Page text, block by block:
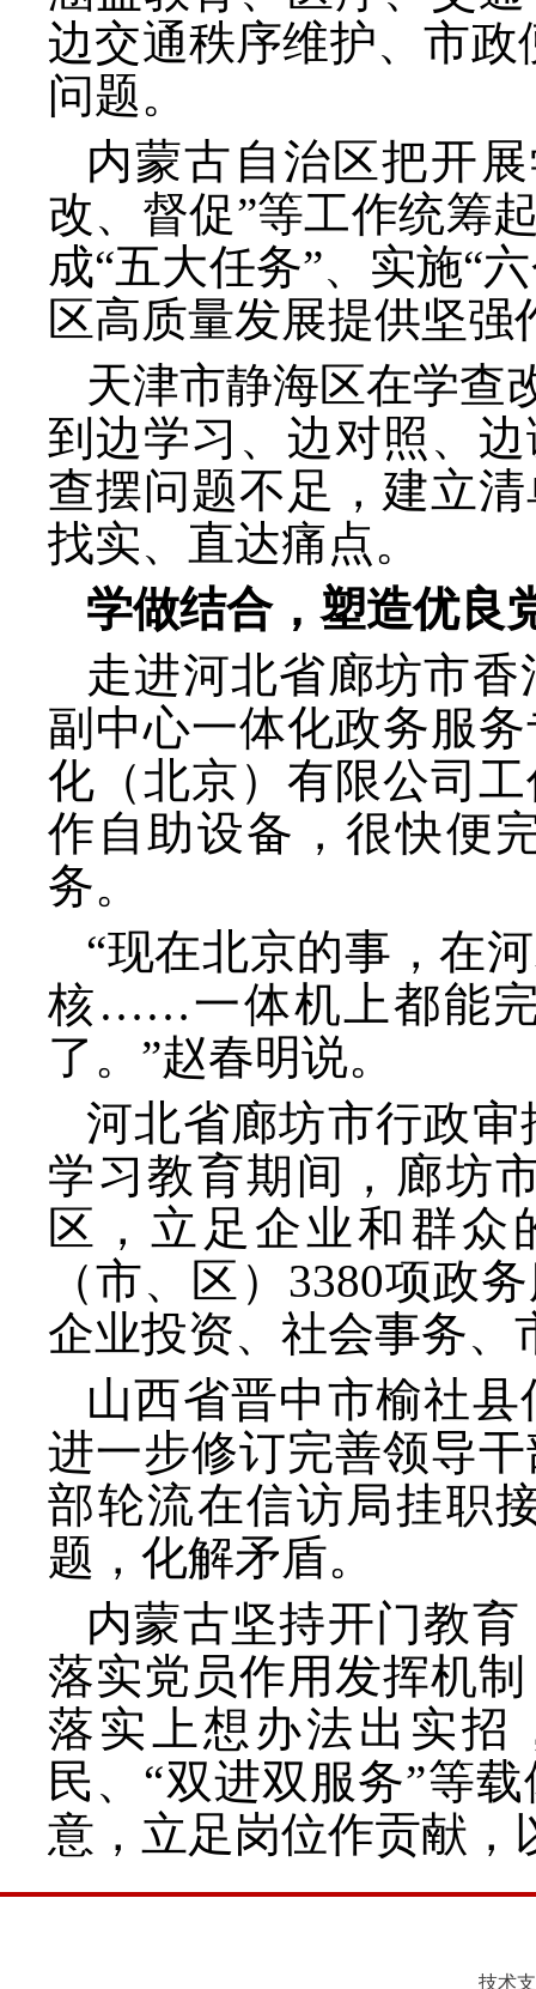
边交通秩序维护、市
问题。
内蒙古自治区把开
改、督促”等工作统筹
成“五大任务”、实施“
区高质量发展提供坚强
天津市静海区在学查
到边学习、边对照、
查摆问题不足，建立
找实、直达痛点。
学做结合，塑造优良
走进河北省廊坊市
副中心一体化政务服
化（北京）有限公司
作自助设备，很快便
务。
“现在北京的事，在
核……一体机上都能
了。”赵春明说。
河北省廊坊市行政
学习教育期间，廊坊
区，立足企业和群
（市、区） 3380项政
企业投资、社会事务、
山西省晋中市榆社
进一步修订完善领导
部轮流在信访局挂职
题，化解矛盾。
内蒙古坚持开门教
落实党员作用发挥机
落实上想办法出实招
民、“双进双服务”等
意，立足岗位作贡献，
技术